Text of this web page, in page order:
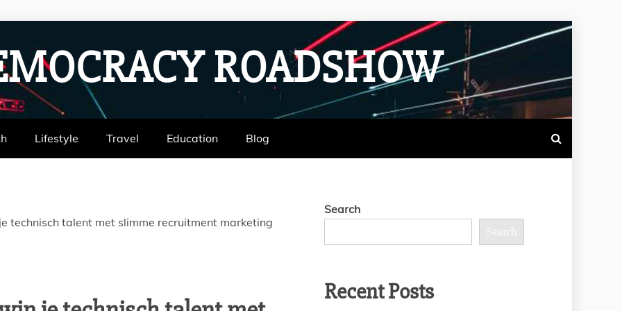
ROADSHOW
Lifestyle Travel Education Blog
technisch talent met slimme recruitment marketing
Search
Search
Recent Posts